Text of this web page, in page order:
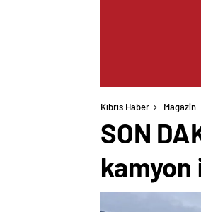
Kıbrıs Haber Magazin
SON
kamyon